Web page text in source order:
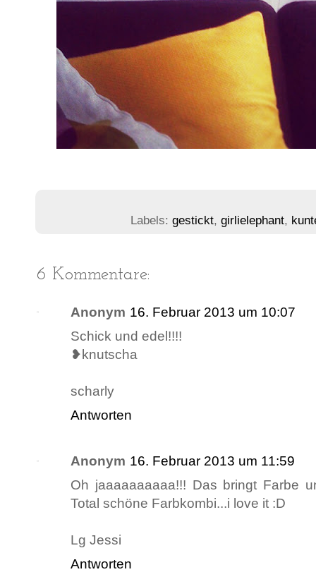
Labels: gestickt, girlielephant,
6 Kommentare:
Anonym 16. Februar 2013 um 10:07
Schick und edel!!!!
❥knutscha
scharly
Antworten
Anonym 16. Februar 2013 um 11:59
Oh jaaaaaaaaaa!!! Das bringt Farbe
Total schöne Farbkombi...i love it :D
Lg Jessi
Antworten